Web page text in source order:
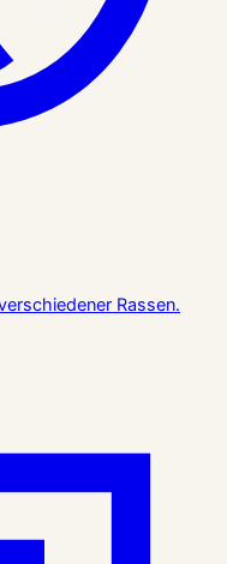
Rassen.